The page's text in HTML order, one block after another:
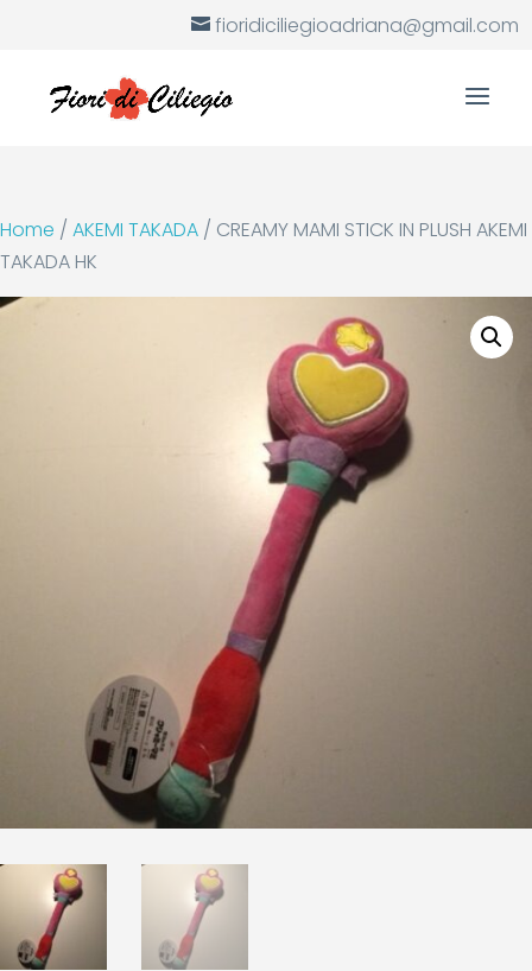
fioridiciliegioadriana@gmail.com
Home / AKEMI TAKADA / CREAMY MAMI STICK IN PLUSH AKEMI
TAKADA HK